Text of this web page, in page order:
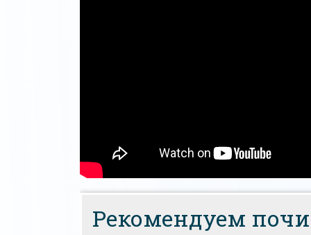
Рекомендуем